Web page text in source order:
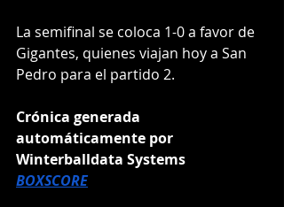
La semifinal se coloca 1-0 a favor de
Gigantes, quienes viajan hoy a San
Pedro para el partido 2.
Crónica generada
automáticamente por
Winterballdata Systems
BOXSCORE